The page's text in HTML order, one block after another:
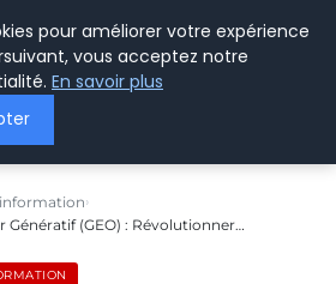
Génératif (GEO) : Révolutionner…
pour améliorer votre expérience
vous acceptez notre
En savoir plus